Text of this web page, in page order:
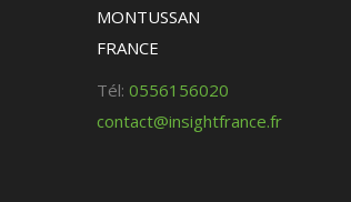
MONTUSSAN
FRANCE
Tél: 0556156020
contact@insightfrance.fr